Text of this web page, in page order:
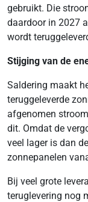
gebruikt. Die
daardoor in 2027
wordt
Stijging van de
Saldering maakt
teruggeleverde
afgenomen
dit. Omdat de
veel lager is dan
zonnepanelen
Bij veel grote
teruglevering nog